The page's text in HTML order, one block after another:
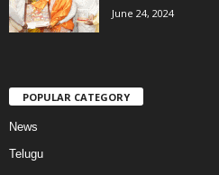
June 24, 2024
POPULAR CATEGORY
News
Telugu